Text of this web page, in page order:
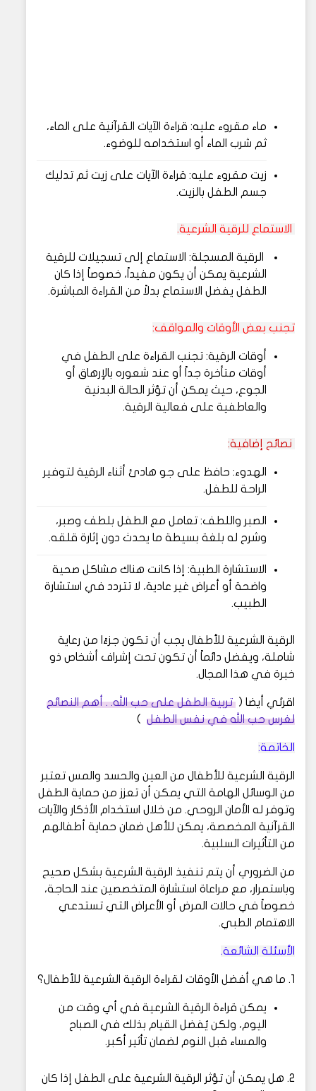
ماء مقروء عليه: قراءة الآيات القرآنية على الماء،
ثم شرب الماء أو استخدامه للوضوء.
زيت مقروء عليه: قراءة الآيات على زيت ثم تدليك
جسم الطفل بالزيت.
الاستماع للرقية الشرعية.
الرقية المسجلة: الاستماع إلى تسجيلات للرقية
الشرعية يمكن أن يكون مفيداً، خصوصاً إذا كان
الطفل يفضل الاستماع بدلاً من القراءة المباشرة.
تجنب بعض الأوقات والمواقف:
أوقات الرقية: تجنب القراءة على الطفل في
أوقات متأخرة جداً أو عند شعوره بالإرهاق أو
الجوع، حيث يمكن أن تؤثر الحالة البدنية
والعاطفية على فعالية الرقية.
نصائح إضافية:
الهدوء: حافظ على جو هادئ أثناء الرقية لتوفير
الراحة للطفل.
الصبر واللطف: تعامل مع الطفل بلطف وصبر،
وشرح له بلغة بسيطة ما يحدث دون إثارة قلقه.
الاستشارة الطبية: إذا كانت هناك مشاكل صحية
واضحة أو أعراض غير عادية، لا تتردد في استشارة
الطبيب.
الرقية الشرعية للأطفال يجب أن تكون جزءًا من رعاية
شاملة، ويفضل دائماً أن تكون تحت إشراف أشخاص ذو
خبرة في هذا المجال.
اقرئي أيضا ( تربية الطفل على حب الله. . أهم النصائح
لغرس حب الله في نفس الطفل )
الخاتمة:
الرقية الشرعية للأطفال من العين والحسد والمس تعتبر
من الوسائل الهامة التي يمكن أن تعزز من حماية الطفل
وتوفر له الأمان الروحي. من خلال استخدام الأذكار والآيات
القرآنية المخصصة، يمكن للأهل ضمان حماية أطفالهم
من التأثيرات السلبية.
من الضروري أن يتم تنفيذ الرقية الشرعية بشكل صحيح
وباستمرار، مع مراعاة استشارة المتخصصين عند الحاجة،
خصوصاً في حالات المرض أو الأعراض التي تستدعي
الاهتمام الطبي.
الأسئلة الشائعة.
1. ما هي أفضل الأوقات لقراءة الرقية الشرعية للأطفال؟
يمكن قراءة الرقية الشرعية في أي وقت من
اليوم، ولكن يُفضل القيام بذلك في الصباح
والمساء قبل النوم لضمان تأثير أكبر.
2. هل يمكن أن تؤثر الرقية الشرعية على الطفل إذا كان